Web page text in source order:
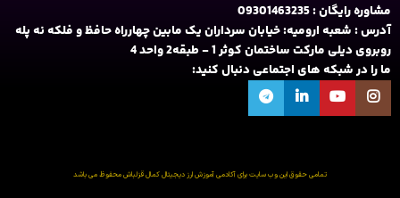
مشاوره رایگان : 09301463235
آدرس : شعبه ارومیه: خیابان سرداران یک مابین چهارراه حافظ و فلکه نه پله
روبروی دیلی مارکت ساختمان کوثر 1 - طبقه2 واحد 4
ما را در شبکه های اجتماعی دنبال کنید:
تمامی حقوق این وب سایت برای آکادمی آموزش ارز دیجیتال کمال قزلباش محفوظ می باشد